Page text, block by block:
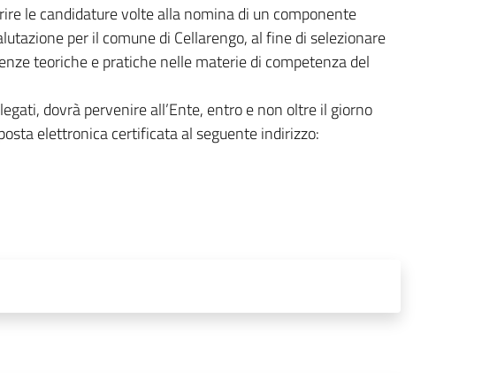
le candidature volte alla nomina di un componente
per il comune di Cellarengo, al fine di selezionare
teoriche e pratiche nelle materie di competenza del
dovrà pervenire all’Ente, entro e non oltre il giorno
elettronica certificata al seguente indirizzo: